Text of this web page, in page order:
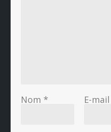
Nom * E-mail